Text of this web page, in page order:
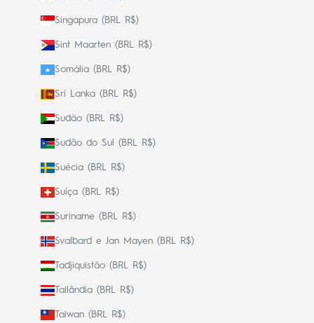
Singapura (BRL R$)
Sint Maarten (BRL R$)
Somália (BRL R$)
Sri Lanka (BRL R$)
Sudão (BRL R$)
Sudão do Sul (BRL R$)
Suécia (BRL R$)
Suíça (BRL R$)
Suriname (BRL R$)
Svalbard e Jan Mayen (BRL R$)
Tadjiquistão (BRL R$)
Tailândia (BRL R$)
Taiwan (BRL R$)